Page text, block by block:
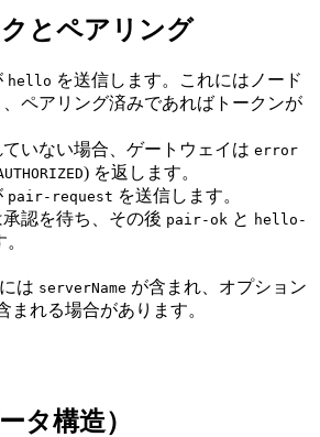
とペアリング
hello を送信します。これにはノード
ペアリング済みであればトークンが
いない場合、ゲートウェイは error
) を返します。
pair-request を送信します。
認を待ち、その後 pair-ok と hello-
は serverName が含まれ、オプション
まれる場合があります。
タ構造）